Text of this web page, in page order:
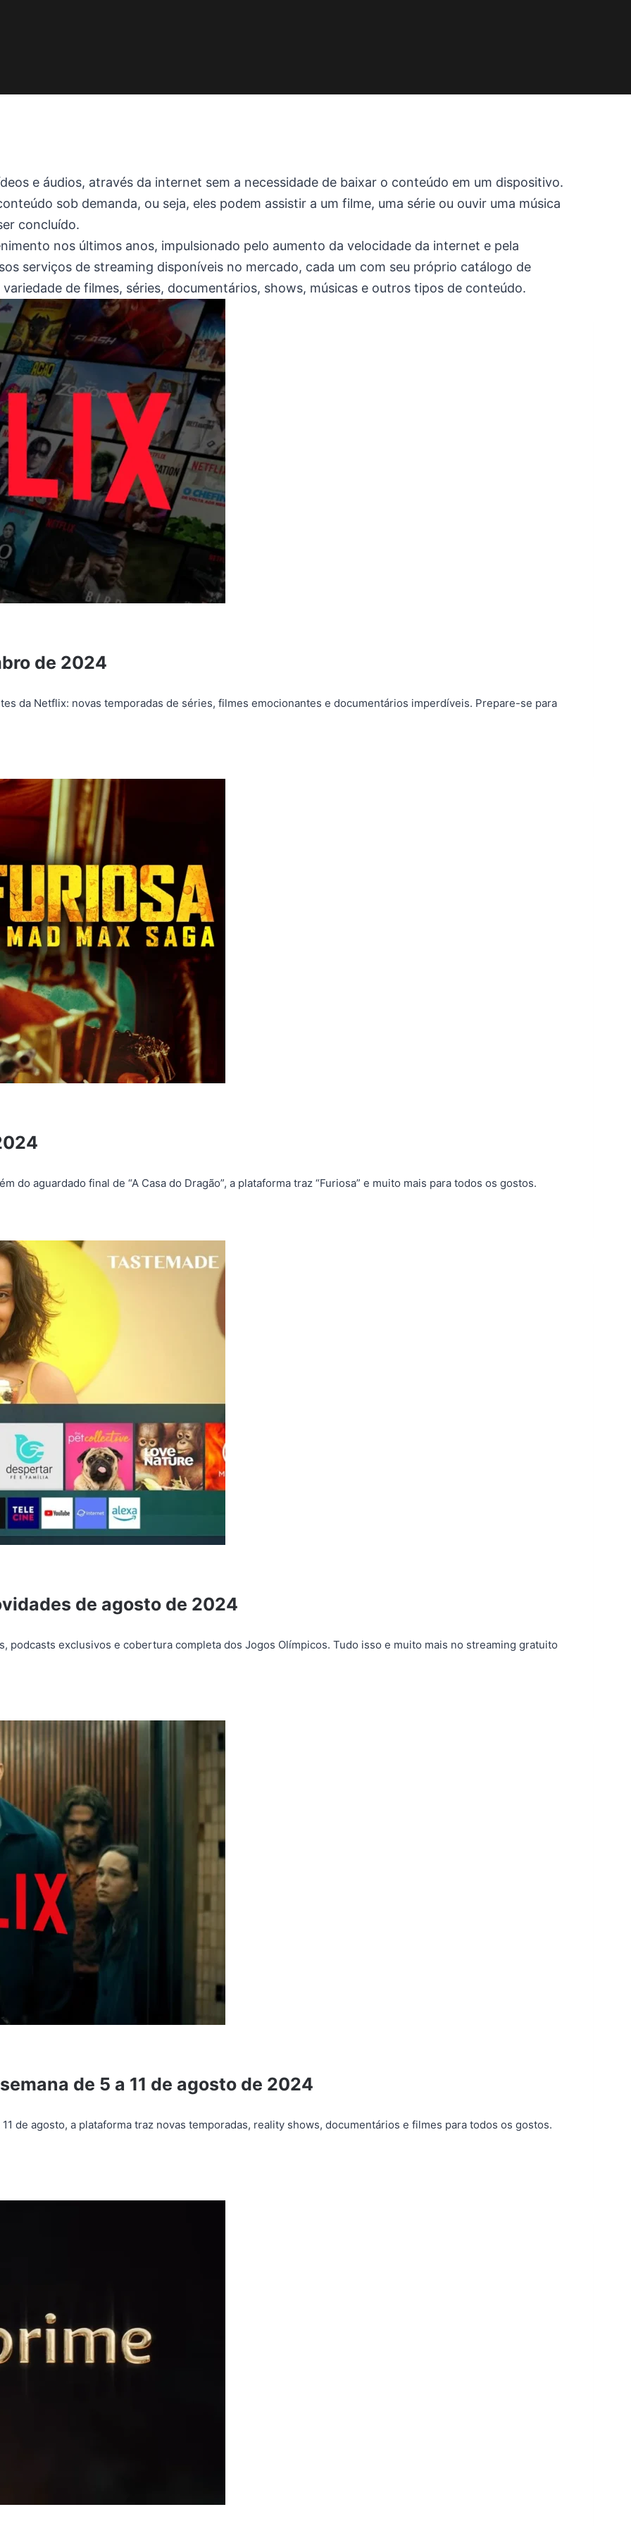
e áudios, através da internet sem a necessidade de baixar o conteúdo em um dispositivo.
sob demanda, ou seja, eles podem assistir a um filme, uma série ou ouvir uma música
concluído.
nos últimos anos, impulsionado pelo aumento da velocidade da internet e pela
serviços de streaming disponíveis no mercado, cada um com seu próprio catálogo de
de filmes, séries, documentários, shows, músicas e outros tipos de conteúdo.
de 2024
da Netflix: novas temporadas de séries, filmes emocionantes e documentários imperdíveis. Prepare-se para
do aguardado final de “A Casa do Dragão”, a plataforma traz “Furiosa” e muito mais para todos os gostos.
de agosto de 2024
podcasts exclusivos e cobertura completa dos Jogos Olímpicos. Tudo isso e muito mais no streaming gratuito
de 5 a 11 de agosto de 2024
de agosto, a plataforma traz novas temporadas, reality shows, documentários e filmes para todos os gostos.